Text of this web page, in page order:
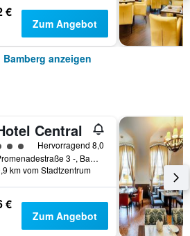
€
Zum Angebot
anzeigen
Central
3
Hervorragend 8,0
Promenadestraße 3 -, Bamberg, Bayern, Deutschland
km vom Stadtzentrum
€
Zum Angebot